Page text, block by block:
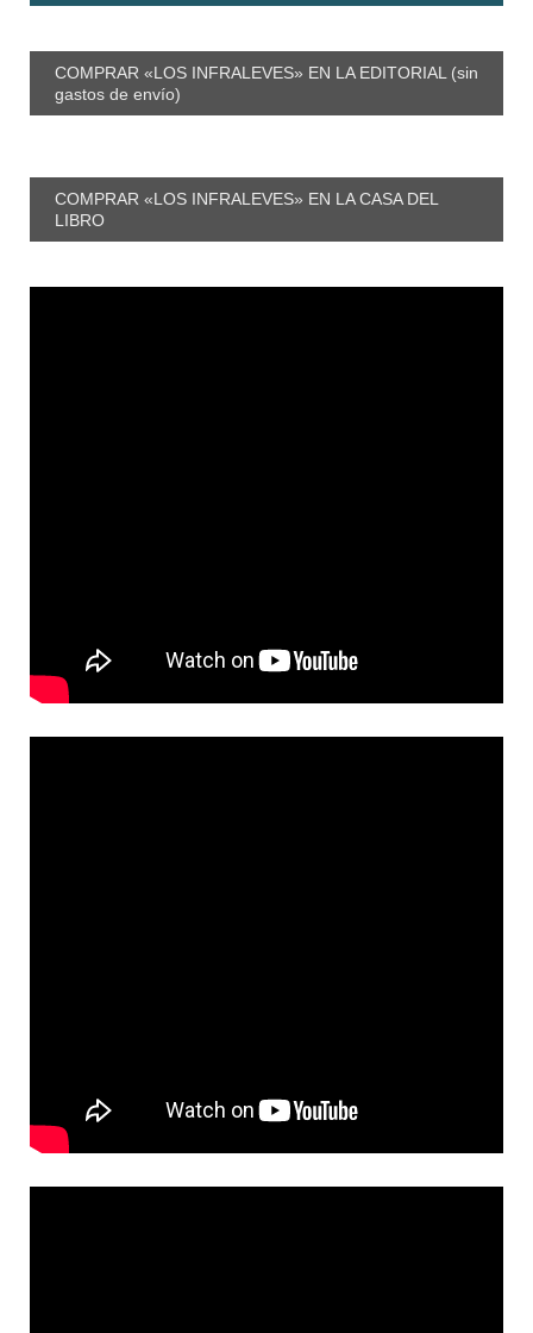
COMPRAR «LOS INFRALEVES» EN LA EDITORIAL (sin
gastos de envío)
COMPRAR «LOS INFRALEVES» EN LA CASA DEL
LIBRO